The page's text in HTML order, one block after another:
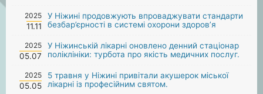
2025
11.11
У Ніжині продовжують впроваджувати стандарти
безбар’єрності в системі охорони здоров’я
2025
05.07
У Ніжинській лікарні оновлено денний стаціонар
поліклініки: турбота про якість медичних послуг.
2025
05.05
5 травня у Ніжині привітали акушерок міської
лікарні із професійним святом.